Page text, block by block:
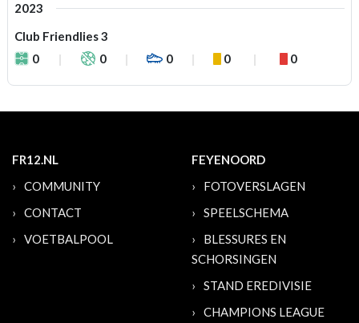
2023
Club Friendlies 3
0
0 0 0 0
FR12.NL
COMMUNITY
CONTACT
VOETBALPOOL
FEYENOORD
FOTOVERSLAGEN
SPEELSCHEMA
BLESSURES EN
SCHORSINGEN
STAND EREDIVISIE
CHAMPIONS LEAGUE